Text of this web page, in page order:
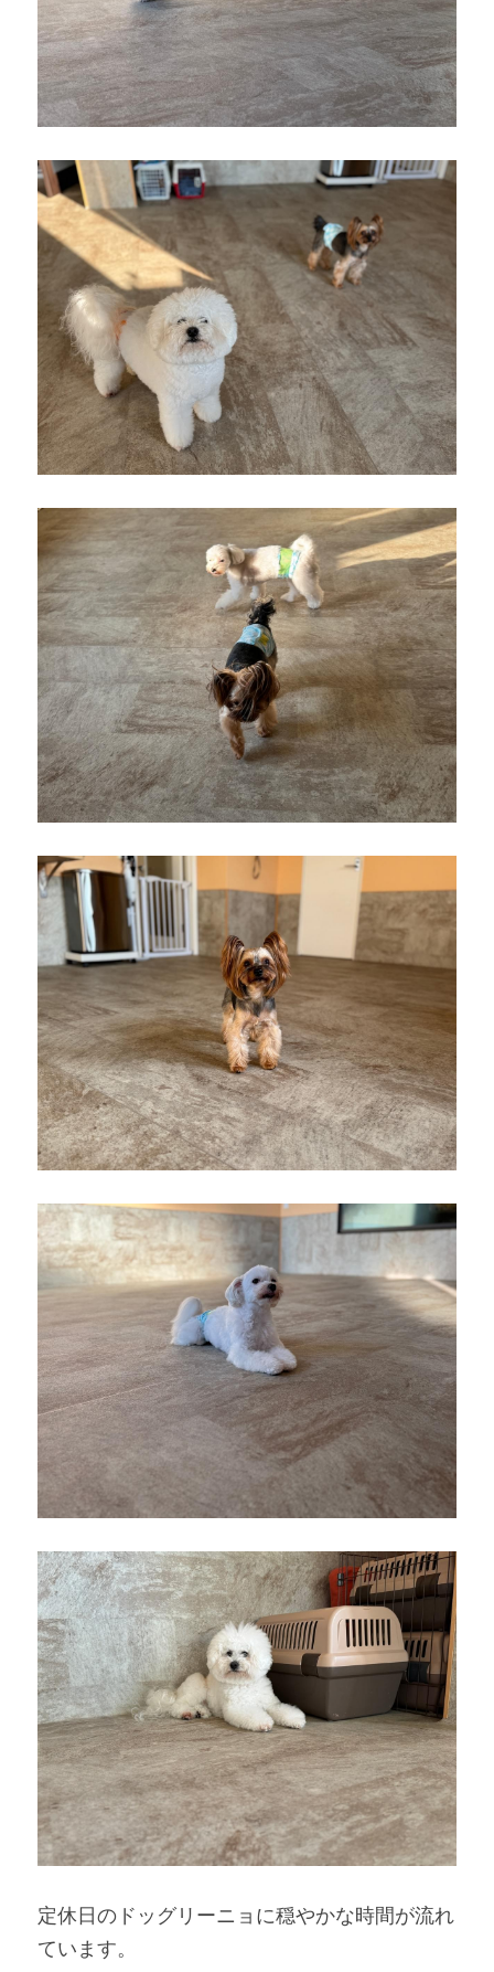
定休日のドッグリーニョに穏やかな時間が流れ
ています。